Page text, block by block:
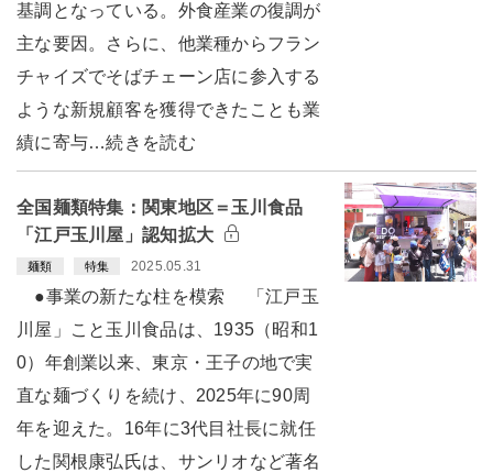
基調となっている。外食産業の復調が
主な要因。さらに、他業種からフラン
チャイズでそばチェーン店に参入する
ような新規顧客を獲得できたことも業
績に寄与…続きを読む
全国麺類特集：関東地区＝玉川食品
「江戸玉川屋」認知拡大
麺類 特集 2025.05.31
●事業の新たな柱を模索 「江戸玉
川屋」こと玉川食品は、1935（昭和1
0）年創業以来、東京・王子の地で実
直な麺づくりを続け、2025年に90周
年を迎えた。16年に3代目社長に就任
した関根康弘氏は、サンリオなど著名